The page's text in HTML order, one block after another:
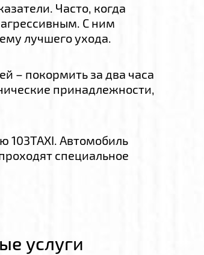
Часто, когда
С ним
лучшего ухода.
– покормить за два часа
принадлежности,
103TAXI. Автомобиль
специальное
услуги